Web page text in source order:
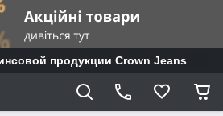
продукции Crown Jeans